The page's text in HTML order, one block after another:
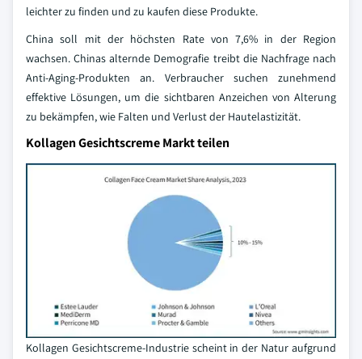
leichter zu finden und zu kaufen diese Produkte.
China soll mit der höchsten Rate von 7,6% in der Region
wachsen. Chinas alternde Demografie treibt die Nachfrage nach
Anti-Aging-Produkten an. Verbraucher suchen zunehmend
effektive Lösungen, um die sichtbaren Anzeichen von Alterung
zu bekämpfen, wie Falten und Verlust der Hautelastizität.
Kollagen Gesichtscreme Markt teilen
Kollagen Gesichtscreme-Industrie scheint in der Natur aufgrund